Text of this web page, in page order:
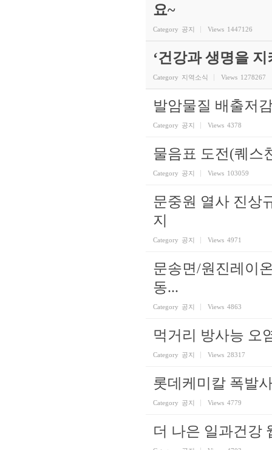
요~
Category 공지 Views 1447126
‘건강과 생명을
Category 지역소식 Views 1278267
발암물질 배출저
Category 공지 Views 4378
물음표 도전(퀘스
Category 공지 Views 103059
문중원 열사 진상
지
Category 공지 Views 4971
문송면/원진레이
동...
Category 공지 Views 4863
먹거리 방사능 오
Category 공지 Views 28317
롯데케미칼 폭발
Category 공지 Views 4779
더 나은 일과건강